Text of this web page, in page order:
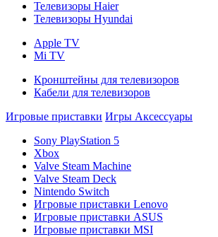
Телевизоры Haier
Телевизоры Hyundai
Apple TV
Mi TV
Кронштейны для телевизоров
Кабели для телевизоров
Игровые приставки Игры Аксессуары
Sony PlayStation 5
Xbox
Valve Steam Machine
Valve Steam Deck
Nintendo Switch
Игровые приставки Lenovo
Игровые приставки ASUS
Игровые приставки MSI